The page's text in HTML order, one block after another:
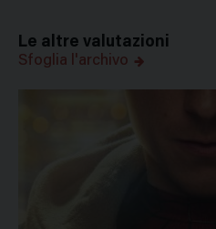
Le altre valutazioni
Sfoglia l'archivo